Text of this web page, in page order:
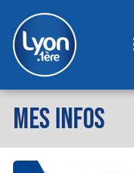
MES INFOS